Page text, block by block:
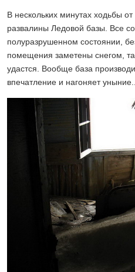
В нескольких минутах ходьбы
развалины Ледовой базы. Все
полуразрушенном состоянии,
помещения заметены снегом,
удастся. Вообще база
впечатление и нагоняет уныние...